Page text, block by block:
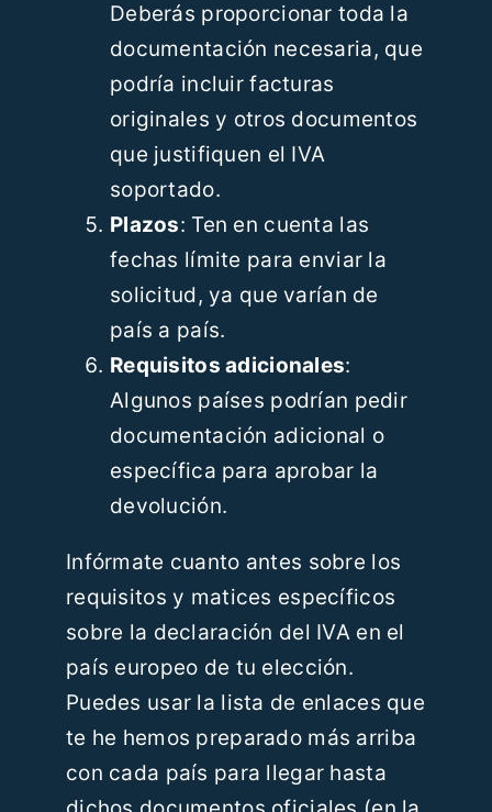
Deberás proporcionar toda la
documentación necesaria, que
podría incluir facturas
originales y otros documentos
que justifiquen el IVA
soportado.
Plazos: Ten en cuenta las
fechas límite para enviar la
solicitud, ya que varían de
país a país.
Requisitos adicionales:
Algunos países podrían pedir
documentación adicional o
específica para aprobar la
devolución.
Infórmate cuanto antes sobre los
requisitos y matices específicos
sobre la declaración del IVA en el
país europeo de tu elección.
Puedes usar la lista de enlaces que
te he hemos preparado más arriba
con cada país para llegar hasta